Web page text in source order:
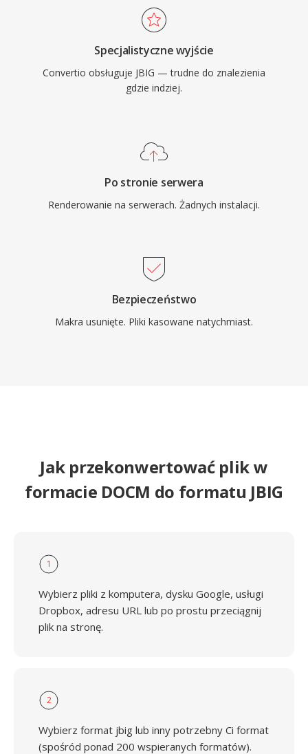
Specjalistyczne wyjście
Convertio obsługuje JBIG — trudne do znalezienia
gdzie indziej.
Po stronie serwera
Renderowanie na serwerach. Żadnych instalacji.
Bezpieczeństwo
Makra usunięte. Pliki kasowane natychmiast.
Jak przekonwertować plik w
formacie DOCM do formatu JBIG
1
Wybierz pliki z komputera, dysku Google, usługi
Dropbox, adresu URL lub po prostu przeciągnij
plik na stronę.
2
Wybierz format jbig lub inny potrzebny Ci format
(spośród ponad 200 wspieranych formatów).